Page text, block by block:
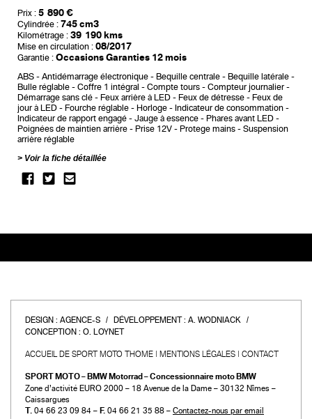
Prix : 5 890 €
Cylindrée : 745 cm3
Kilométrage : 39 190 kms
Mise en circulation : 08/2017
Garantie : Occasions Garanties 12 mois
ABS Antidémarrage électronique Bequille centrale
Bequille latérale
Bulle réglable
Coffre 1 intégral Compte tours
Compteur journalier
Démarrage sans clé
Feux arrière à LED Feux de détresse
Feux de
jour à LED
Fourche réglable Horloge
Indicateur de consommation
Indicateur de rapport engagé
Jauge à essence
Phares avant LED
Poignées de maintien arrière
Prise 12V Protege mains
Suspension
arrière réglable
Voir la fiche détaillée
DESIGN : AGENCE-S DÉVELOPPEMENT : A. WODNIACK
CONCEPTION : O. LOYNET
ACCUEIL DE SPORT MOTO THOME MENTIONS LÉGALES CONTACT
SPORT MOTO – BMW Motorrad – Concessionnaire moto BMW
Zone d’activité EURO 2000 – 18 Avenue de la Dame – 30132 Nîmes –
Caissargues
T. 04 66 23 09 84 – F. 04 66 21 35 88 – Contactez-nous par email